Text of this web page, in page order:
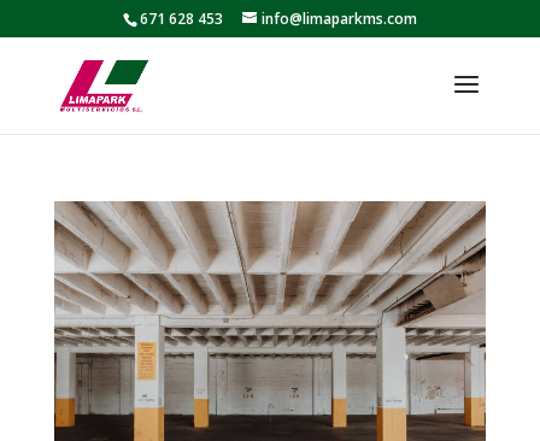
671 628 453 info@limaparkms.com